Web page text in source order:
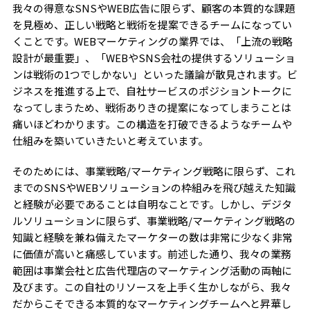
我々の得意なSNSやWEB広告に限らず、顧客の本質的な課題
を見極め、正しい戦略と戦術を提案できるチームになってい
くことです。WEBマーケティングの業界では、「上流の戦略
設計が最重要」、「WEBやSNS会社の提供するソリューショ
ンは戦術の1つでしかない」といった議論が散見されます。ビ
ジネスを推進する上で、自社サービスのポジショントークに
なってしまうため、戦術ありきの提案になってしまうことは
痛いほどわかります。この構造を打破できるようなチームや
仕組みを築いていきたいと考えています。
そのためには、事業戦略/マーケティング戦略に限らず、これ
までのSNSやWEBソリューションの枠組みを飛び越えた知識
と経験が必要であることは自明なことです。しかし、デジタ
ルソリューションに限らず、事業戦略/マーケティング戦略の
知識と経験を兼ね備えたマーケターの数は非常に少なく非常
に価値が高いと痛感しています。前述した通り、我々の業務
範囲は事業会社と広告代理店のマーケティング活動の両軸に
及びます。この自社のリソースを上手く生かしながら、我々
だからこそできる本質的なマーケティングチームへと昇華し